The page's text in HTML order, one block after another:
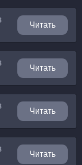
Читать
Читать
Читать
Читать